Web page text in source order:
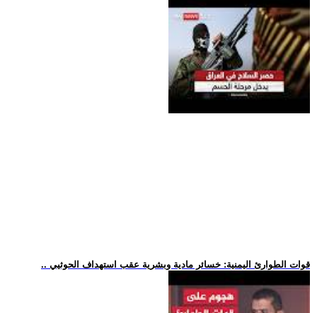
.. قوات الطوارئ اليمنية: خسائر مادية وبشرية عقب استهداف الحوثيي